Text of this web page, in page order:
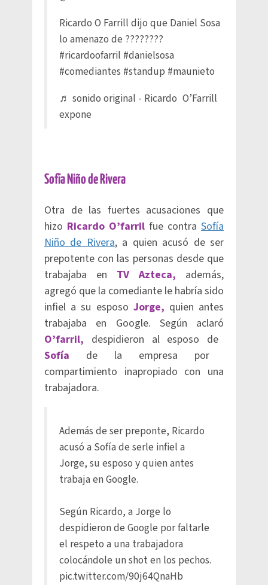
Ricardo O Farrill dijo que Daniel Sosa
lo amenazo de ????????
#ricardoofarril #danielsosa
#comediantes #standup #maunieto
♬ sonido original - Ricardo O’Farrill
expone
Sofía Niño de Rivera
Otra de las fuertes acusaciones que
hizo Ricardo O’farril fue contra Sofía
Niño de Rivera, a quien acusó de ser
prepotente con las personas desde que
trabajaba en TV Azteca, además,
agregó que la comediante le habría sido
infiel a su esposo Jorge, quien antes
trabajaba en Google. Según aclaró
O’farril, despidieron al esposo de
Sofía de la empresa por
compartimiento inapropiado con una
trabajadora.
Además de ser preponte, Ricardo
acusó a Sofía de serle infiel a
Jorge, su esposo y quien antes
trabaja en Google.
Según Ricardo, a Jorge lo
despidieron de Google por faltarle
el respeto a una trabajadora
colocándole un shot en los pechos.
pic.twitter.com/90j64QnaHb